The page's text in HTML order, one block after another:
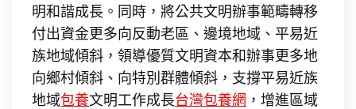
明和諧成長。同時，將公共文明辦事範疇轉移
付出資金更多向反動老區、邊境地域、平易近
族地域傾斜，領導優質文明資本和辦事更多地
向鄉村傾斜、向特別群體傾斜，支撐平易近族
地域包養文明工作成長台灣包養網 ，增進區域